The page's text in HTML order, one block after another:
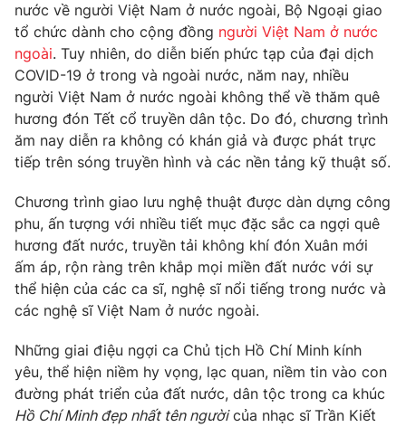
Góc doanh nghiệp
Truyền hình
Phim VTV
Hậu trường
Nhân vật
Khán giả
Giải sao mai
Giải trí
Điện ảnh
Âm nhạc
Sao
Đời sống
Du lịch
Làm đẹp
Chất lượng cuộc sống
Giáo dục
Tuyển sinh
Học trực tuyến
Công nghệ
Hitech Công nghệ tương lai
Sản phẩm
Tư vấn
Giao lưu trực tuyến
Chuyên mục khác
nước về người Việt Nam ở nước ngoài, Bộ Ngoại giao
tổ chức dành cho cộng đồng người Việt Nam ở nước
ngoài. Tuy nhiên, do diễn biến phức tạp của đại dịch
COVID-19 ở trong và ngoài nước, năm nay, nhiều
người Việt Nam ở nước ngoài không thể về thăm quê
hương đón Tết cổ truyền dân tộc. Do đó, chương trình
ăm nay diễn ra không có khán giả và được phát trực
tiếp trên sóng truyền hình và các nền tảng kỹ thuật số.
Chương trình giao lưu nghệ thuật được dàn dựng công
phu, ấn tượng với nhiều tiết mục đặc sắc ca ngợi quê
hương đất nước, truyền tải không khí đón Xuân mới
ấm áp, rộn ràng trên khắp mọi miền đất nước với sự
thể hiện của các ca sĩ, nghệ sĩ nổi tiếng trong nước và
các nghệ sĩ Việt Nam ở nước ngoài.
Những giai điệu ngợi ca Chủ tịch Hồ Chí Minh kính
yêu, thể hiện niềm hy vọng, lạc quan, niềm tin vào con
đường phát triển của đất nước, dân tộc trong ca khúc
Hồ Chí Minh đẹp nhất tên ngườicủa nhạc sĩ Trần Kiết